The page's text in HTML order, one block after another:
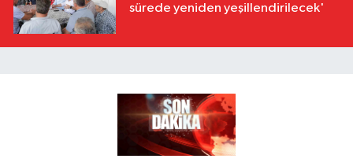
sürede yeniden yeşillendirilecek'